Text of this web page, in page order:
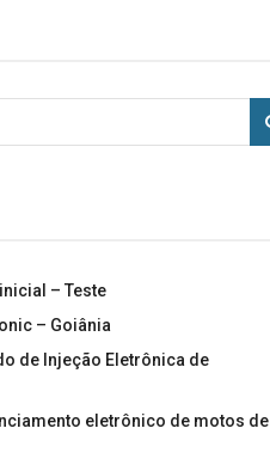
– Teste
– Goiânia
de Injeção Eletrônica de
eletrônico de motos de